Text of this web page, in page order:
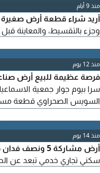
منذ 9 أيام
أريد شراء قطعة أرض
وجزء بالتقسيط، والمعاينة قبل
منذ 12 يوم
فرصة عظيمة للبيع أرض
سرا بيوم جوار جمعية
صناعية من الجمعية للتواصل
منذ 14 يوم
سكني تجاري خدمي تبعد عن الصحراوي 3 كيلو فرق